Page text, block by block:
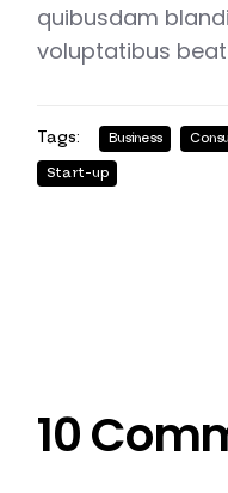
quibusdam
voluptatibus
Tags: Business
Start-up
10